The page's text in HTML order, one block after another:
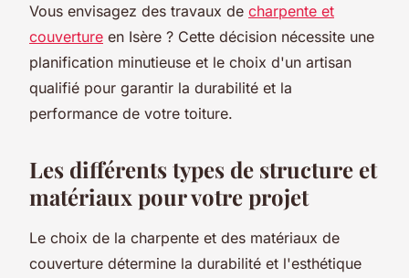
Vous envisagez des travaux de charpente et
couverture en Isère ? Cette décision nécessite une
planification minutieuse et le choix d'un artisan
qualifié pour garantir la durabilité et la
performance de votre toiture.
Les différents types de structure et
matériaux pour votre projet
Le choix de la charpente et des matériaux de
couverture détermine la durabilité et l'esthétique